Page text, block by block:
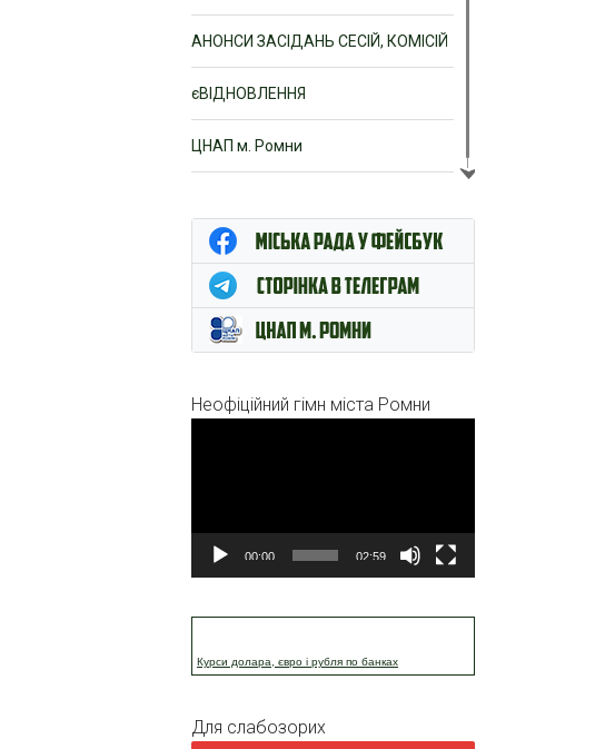
АНОНСИ ЗАСІДАНЬ СЕСІЙ, КОМІСІЙ
єВІДНОВЛЕННЯ
ЦНАП м. Ромни
Неофіційний гімн міста Ромни
00:00 02:59
Курси долара, євро і рубля по банках
Для слабозорих